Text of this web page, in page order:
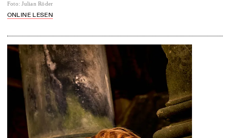
Foto: Julian Röder
ONLINE LESEN